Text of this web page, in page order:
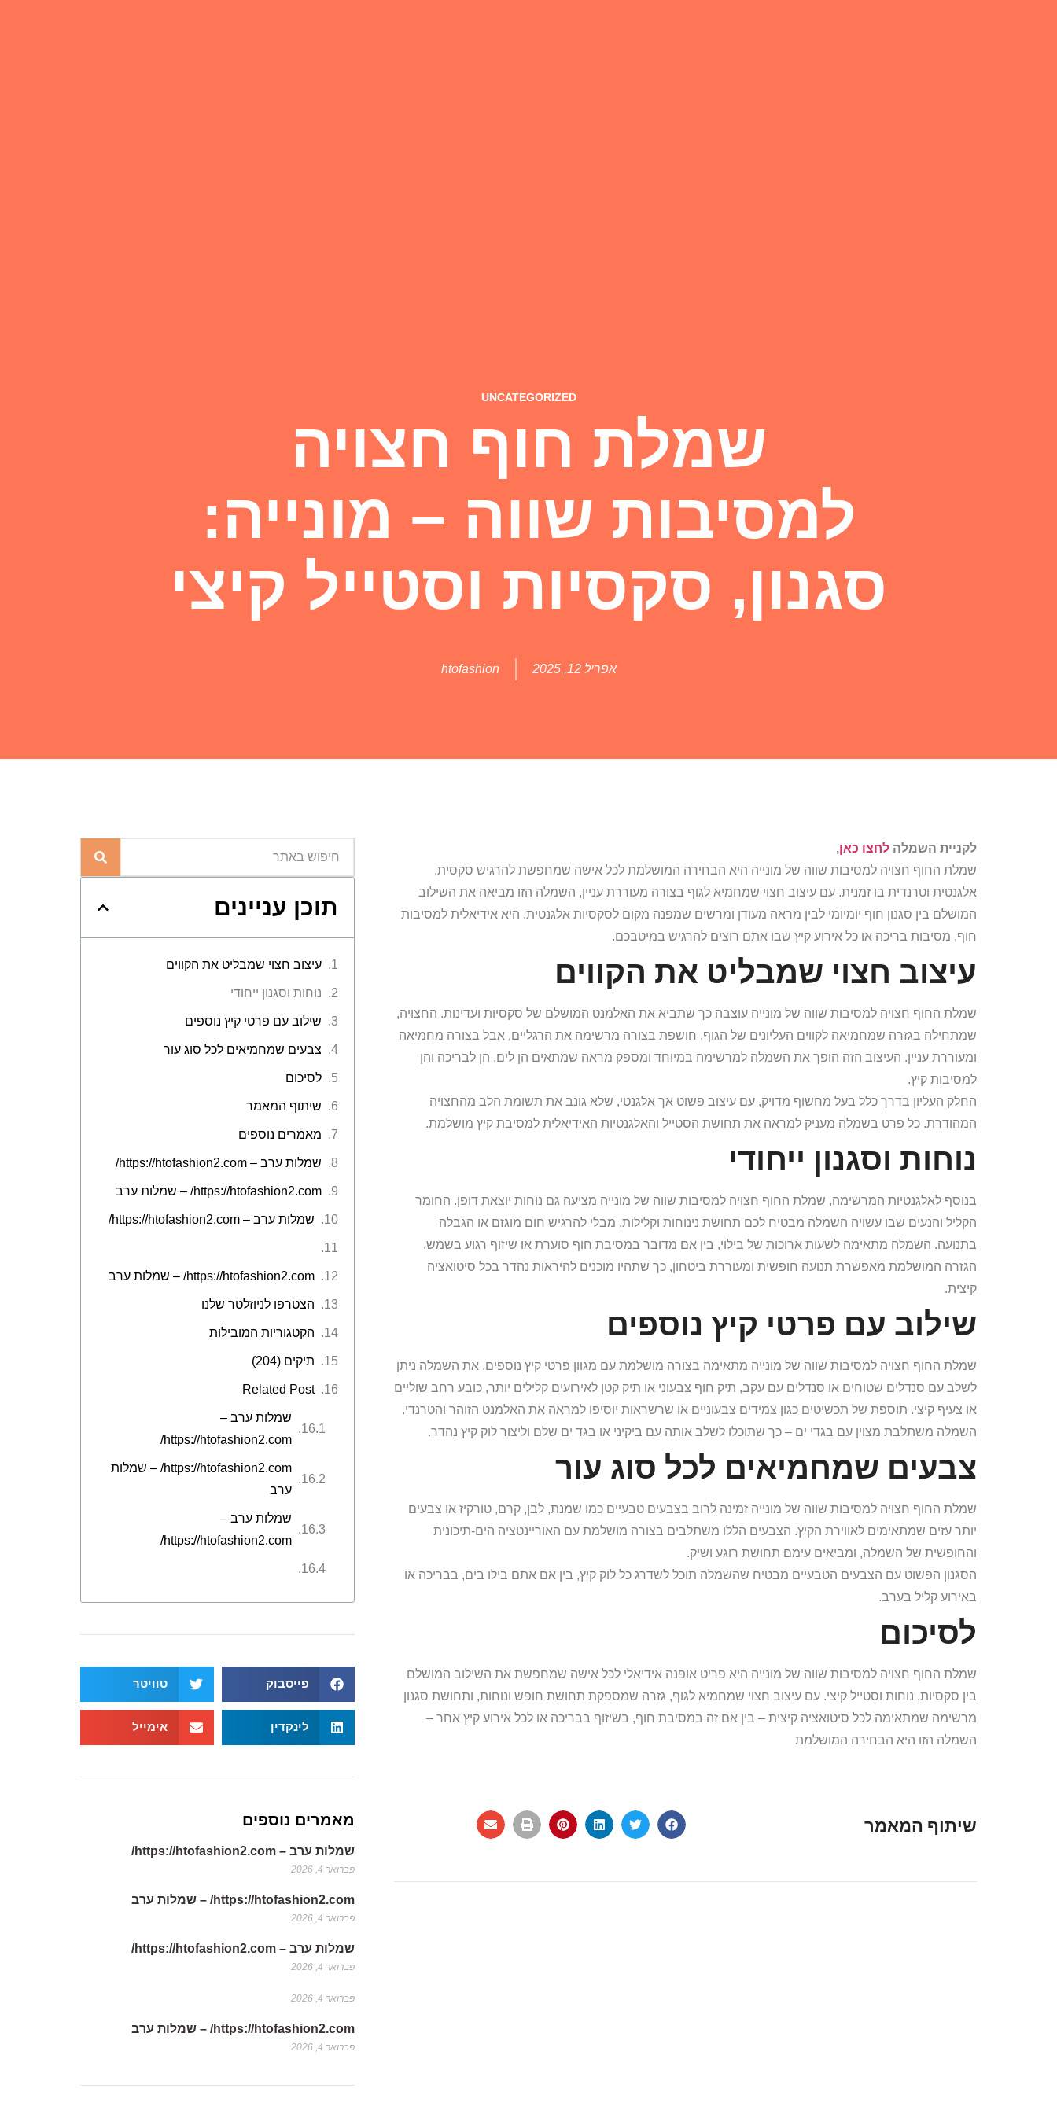
UNCATEGORIZED
שמלת חוף חצויה
למסיבות שווה – מונייה:
סגנון, סקסיות וסטייל קיצי
אפריל 12, 2025 htofashion
לקניית השמלה לחצו כאן,
שמלת החוף חצויה למסיבות שווה של מונייה היא הבחירה המושלמת לכל אישה שמחפשת להרגיש סקסית,
אלגנטית וטרנדית בו זמנית. עם עיצוב חצוי שמחמיא לגוף בצורה מעוררת עניין, השמלה הזו מביאה את השילוב
המושלם בין סגנון חוף יומיומי לבין מראה מעודן ומרשים שמפנה מקום לסקסיות אלגנטית. היא אידיאלית למסיבות
חוף, מסיבות בריכה או כל אירוע קיץ שבו אתם רוצים להרגיש במיטבכם.
עיצוב חצוי שמבליט את הקווים
שמלת החוף חצויה למסיבות שווה של מונייה עוצבה כך שתביא את האלמנט המושלם של סקסיות ועדינות. החצויה,
שמתחילה בגזרה שמחמיאה לקווים העליונים של הגוף, חושפת בצורה מרשימה את הרגליים, אבל בצורה מחמיאה
ומעוררת עניין. העיצוב הזה הופך את השמלה למרשימה במיוחד ומספק מראה שמתאים הן לים, הן לבריכה והן
למסיבות קיץ.
החלק העליון בדרך כלל בעל מחשוף מדויק, עם עיצוב פשוט אך אלגנטי, שלא גונב את תשומת הלב מהחצויה
המהודרת. כל פרט בשמלה מעניק למראה את תחושת הסטייל והאלגנטיות האידיאלית למסיבת קיץ מושלמת.
נוחות וסגנון ייחודי
בנוסף לאלגנטיות המרשימה, שמלת החוף חצויה למסיבות שווה של מונייה מציעה גם נוחות יוצאת דופן. החומר
הקליל והנעים שבו עשויה השמלה מבטיח לכם תחושת נינוחות וקלילות, מבלי להרגיש חום מוגזם או הגבלה
בתנועה. השמלה מתאימה לשעות ארוכות של בילוי, בין אם מדובר במסיבת חוף סוערת או שיזוף רגוע בשמש.
הגזרה המושלמת מאפשרת תנועה חופשית ומעוררת ביטחון, כך שתהיו מוכנים להיראות נהדר בכל סיטואציה
קיצית.
שילוב עם פרטי קיץ נוספים
שמלת החוף חצויה למסיבות שווה של מונייה מתאימה בצורה מושלמת עם מגוון פרטי קיץ נוספים. את השמלה ניתן
לשלב עם סנדלים שטוחים או סנדלים עם עקב, תיק חוף צבעוני או תיק קטן לאירועים קלילים יותר, כובע רחב שוליים
או צעיף קיצי. תוספת של תכשיטים כגון צמידים צבעוניים או שרשראות יוסיפו למראה את האלמנט הזוהר והטרנדי.
השמלה משתלבת מצוין עם בגדי ים – כך שתוכלו לשלב אותה עם ביקיני או בגד ים שלם וליצור לוק קיץ נהדר.
צבעים שמחמיאים לכל סוג עור
שמלת החוף חצויה למסיבות שווה של מונייה זמינה לרוב בצבעים טבעיים כמו שמנת, לבן, קרם, טורקיז או צבעים
יותר עזים שמתאימים לאווירת הקיץ. הצבעים הללו משתלבים בצורה מושלמת עם האוריינטציה הים-תיכונית
והחופשית של השמלה, ומביאים עימם תחושת רוגע ושיק.
הסגנון הפשוט עם הצבעים הטבעיים מבטיח שהשמלה תוכל לשדרג כל לוק קיץ, בין אם אתם בילו בים, בבריכה או
באירוע קליל בערב.
לסיכום
שמלת החוף חצויה למסיבות שווה של מונייה היא פריט אופנה אידיאלי לכל אישה שמחפשת את השילוב המושלם
בין סקסיות, נוחות וסטייל קיצי. עם עיצוב חצוי שמחמיא לגוף, גזרה שמספקת תחושת חופש ונוחות, ותחושת סגנון
מרשימה שמתאימה לכל סיטואציה קיצית – בין אם זה במסיבת חוף, בשיזוף בבריכה או לכל אירוע קיץ אחר –
השמלה הזו היא הבחירה המושלמת
שיתוף המאמר
תוכן עניינים
עיצוב חצוי שמבליט את הקווים
נוחות וסגנון ייחודי
שילוב עם פרטי קיץ נוספים
צבעים שמחמיאים לכל סוג עור
לסיכום
שיתוף המאמר
מאמרים נוספים
שמלות ערב – https://htofashion2.com/
https://htofashion2.com/ – שמלות ערב
שמלות ערב – https://htofashion2.com/
https://htofashion2.com/ – שמלות ערב
הצטרפו לניוזלטר שלנו
הקטגוריות המובילות
תיקים (204)
Related Post
שמלות ערב –
https://htofashion2.com/
https://htofashion2.com/ – שמלות
ערב
שמלות ערב –
https://htofashion2.com/
פייסבוק טוויטר
לינקדין אימייל
מאמרים נוספים
שמלות ערב – https://htofashion2.com/
פברואר 4, 2026
https://htofashion2.com/ – שמלות ערב
פברואר 4, 2026
שמלות ערב – https://htofashion2.com/
פברואר 4, 2026
פברואר 4, 2026
https://htofashion2.com/ – שמלות ערב
פברואר 4, 2026